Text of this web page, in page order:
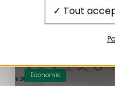
Données de cadrage sur
l’activité, le marché du travail
Economie
Tout